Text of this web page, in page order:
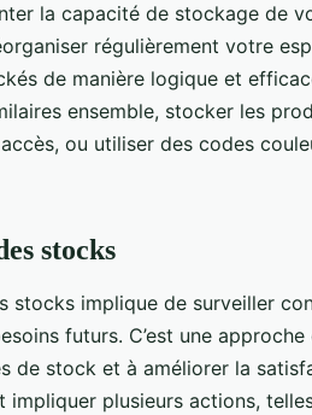
la capacité de stockage de
régulièrement votre
de manière logique et
ensemble, stocker les
ou utiliser des codes
stocks
stocks implique de surveiller
futurs. C’est une
de stock et à améliorer la
plusieurs actions,